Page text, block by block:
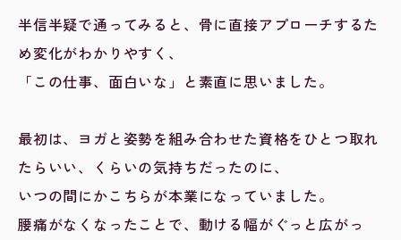
半信半疑で通ってみると、骨に直接アプローチするた
め変化がわかりやすく、
「この仕事、面白いな」と素直に思いました。
最初は、ヨガと姿勢を組み合わせた資格をひとつ取れ
たらいい、くらいの気持ちだったのに、
いつの間にかこちらが本業になっていました。
腰痛がなくなったことで、動ける幅がぐっと広がっ